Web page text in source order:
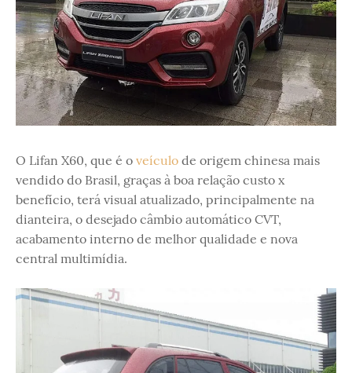
O Lifan X60, que é o veículo de origem chinesa mais
vendido do Brasil, graças à boa relação custo x
benefício, terá visual atualizado, principalmente na
dianteira, o desejado câmbio automático CVT,
acabamento interno de melhor qualidade e nova
central multimídia.